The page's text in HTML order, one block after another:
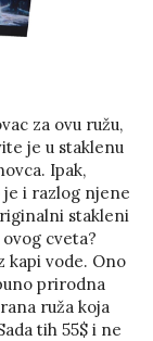
za ovu ružu,
je u staklenu
Ipak,
je i razlog njene
stakleni
cveta?
kapi vode. Ono
prirodna
ruža koja
tih 55$ i ne